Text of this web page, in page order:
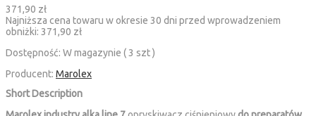
371,90 zł
Najniższa cena towaru w okresie 30 dni przed wprowadzeniem
obniżki: 371,90 zł
Dostępność: W magazynie ( 3 szt )
Producent: Marolex
Short Description